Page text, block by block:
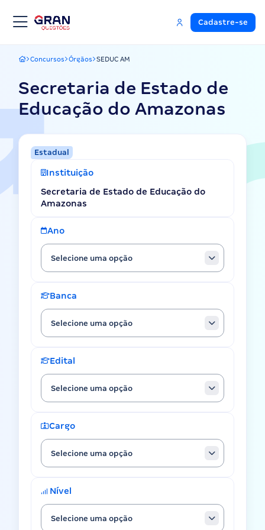
Cadastre-se
Gran Questões
Concursos Órgãos SEDUC AM
Secretaria de Estado de
Educação do Amazonas
Estadual
Instituição
Secretaria de Estado de Educação do
Amazonas
Ano
Selecione uma opção
Banca
Selecione uma opção
Edital
Selecione uma opção
Cargo
Selecione uma opção
Nível
Selecione uma opção